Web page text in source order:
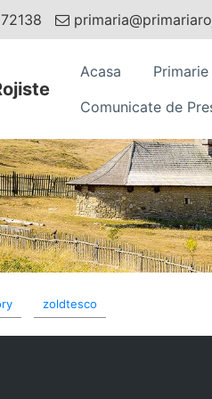
Acasa Primarie
Comunicate de
zoldtesco